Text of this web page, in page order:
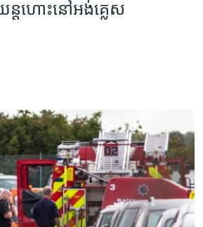
យន្តហោះ​នៅ​អង់គ្លេស